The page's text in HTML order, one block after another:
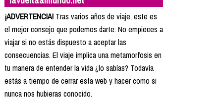
Club de viajes
Compañeros de viaje
Formación
Info viajeros
Contactar
¡ADVERTENCIA!Tras varios años de viaje, este es
el mejor consejo que podemos darte: No empieces a
viajar si no estás dispuesto a aceptar las
consecuencias. El viaje implica una metamorfosis en
tu manera de entender la vida ¿lo sabías? Todavía
estás a tiempo de cerrar esta web y hacer como si
nunca nos hubieras conocido.